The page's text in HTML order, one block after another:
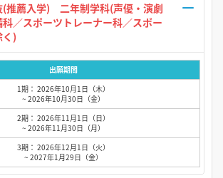
(推薦入学) 二年制学科(声優・演劇
／スポーツトレーナー科／スポー
出願期間
1期： 2026年10月1日（木）
~ 2026年10月30日（金）
2期： 2026年11月1日（日）
~ 2026年11月30日（月）
3期： 2026年12月1日（火）
~ 2027年1月29日（金）